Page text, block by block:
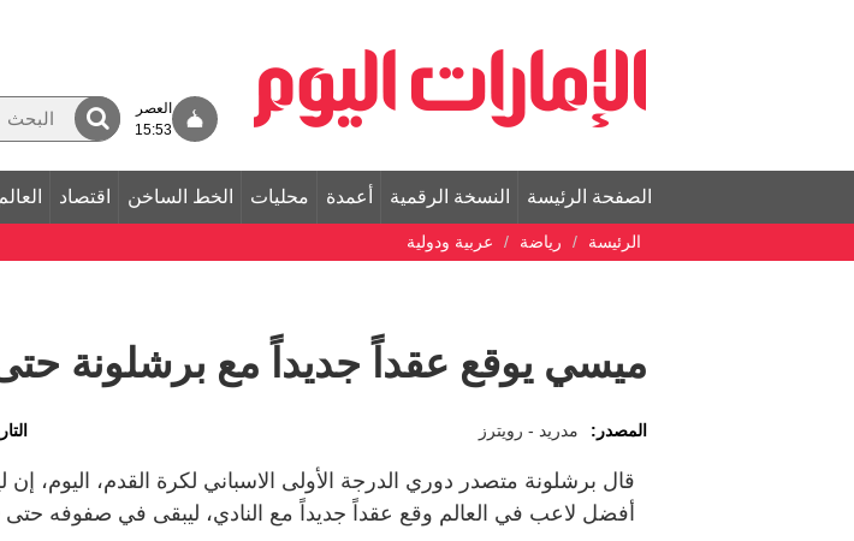
العصر
15:53
الصفحة الرئيسة النسخة الرقمية أعمدة محليات الخط الساخن اقتصاد العالم
الرئيسة رياضة عربية ودولية
ميسي يوقع عقداً جديداً مع برشلونة حتى
المصدر: مدريد - رويترز
قال برشلونة متصدر دوري الدرجة الأولى الاسباني لكرة القدم، اليوم، إن
أفضل لاعب في العالم وقع عقداً جديداً مع النادي، ليبقى في صفوفه حتى 30 يونيو 2018.